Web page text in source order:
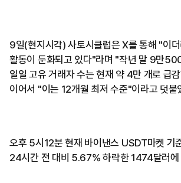
9일(현지시각) 사토시클럽은 X를 통해 "이
활동이 둔화되고 있다"라며 "작년 말 9만
일일 고유 거래자 수는 현재 약 4만 개로 급
이어서 "이는 12개월 최저 수준"이라고 덧붙
오후 5시12분 현재 바이낸스 USDT마켓 기
24시간 전 대비 5.67% 하락한 1474달러에